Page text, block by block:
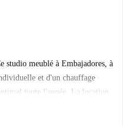
studio meublé à Embajadores, à
et d'un chauffage
toute l'année. La location
un lave-linge commun, idéal